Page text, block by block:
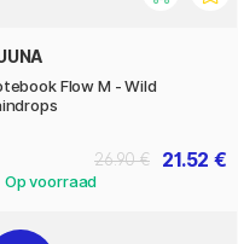
Flow M - Wild
21.52 €
26.90 €